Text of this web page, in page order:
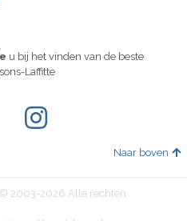
u bij het vinden van de beste
Laffitte
Naar boven
2003-2026 Alle rechten